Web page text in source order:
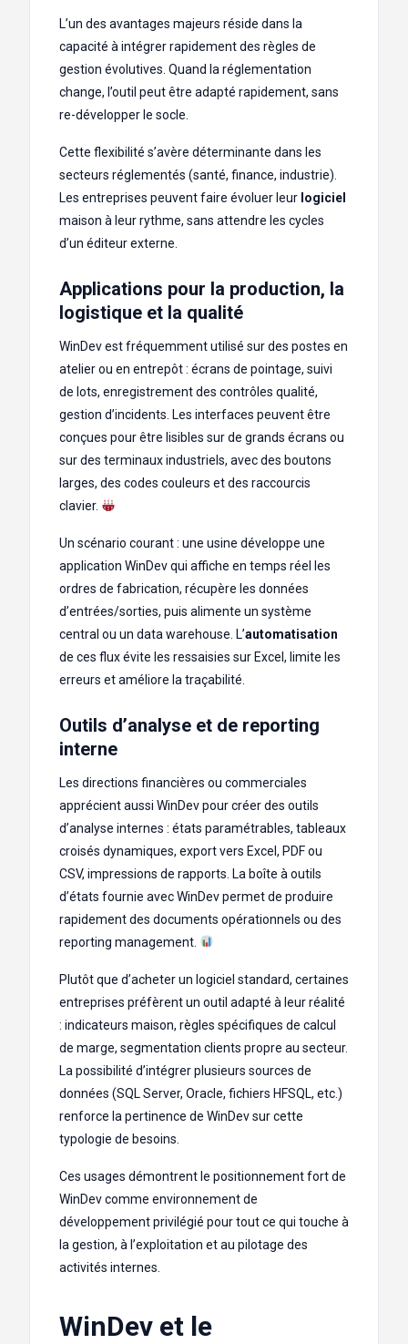
L’un des avantages majeurs réside dans la
capacité à intégrer rapidement des règles de
gestion évolutives. Quand la réglementation
change, l’outil peut être adapté rapidement, sans
re-développer le socle.
Cette flexibilité s’avère déterminante dans les
secteurs réglementés (santé, finance, industrie).
Les entreprises peuvent faire évoluer leur logiciel
maison à leur rythme, sans attendre les cycles
d’un éditeur externe.
Applications pour la production, la
logistique et la qualité
WinDev est fréquemment utilisé sur des postes en
atelier ou en entrepôt : écrans de pointage, suivi
de lots, enregistrement des contrôles qualité,
gestion d’incidents. Les interfaces peuvent être
conçues pour être lisibles sur de grands écrans ou
sur des terminaux industriels, avec des boutons
larges, des codes couleurs et des raccourcis
clavier.
Un scénario courant : une usine développe une
application WinDev qui affiche en temps réel les
ordres de fabrication, récupère les données
d’entrées/sorties, puis alimente un système
central ou un data warehouse. L’automatisation
de ces flux évite les ressaisies sur Excel, limite les
erreurs et améliore la traçabilité.
Outils d’analyse et de reporting
interne
Les directions financières ou commerciales
apprécient aussi WinDev pour créer des outils
d’analyse internes : états paramétrables, tableaux
croisés dynamiques, export vers Excel, PDF ou
CSV, impressions de rapports. La boîte à outils
d’états fournie avec WinDev permet de produire
rapidement des documents opérationnels ou des
reporting management.
Plutôt que d’acheter un logiciel standard, certaines
entreprises préfèrent un outil adapté à leur réalité
: indicateurs maison, règles spécifiques de calcul
de marge, segmentation clients propre au secteur.
La possibilité d’intégrer plusieurs sources de
données (SQL Server, Oracle, fichiers HFSQL, etc.)
renforce la pertinence de WinDev sur cette
typologie de besoins.
Ces usages démontrent le positionnement fort de
WinDev comme environnement de
développement privilégié pour tout ce qui touche à
la gestion, à l’exploitation et au pilotage des
activités internes.
WinDev et le